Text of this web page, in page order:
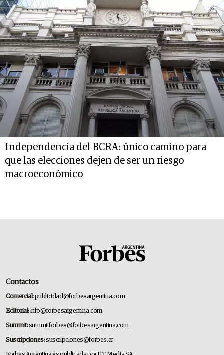
Independencia del BCRA: único camino para
que las elecciones dejen de ser un riesgo
macroeconómico
Contactos
Comercial:publicidad@forbesargentina.com
Editorial:info@forbesargentina.com
Summit:summitforbes@forbesargentina.com
Suscripciones:suscripciones@forbes.ar